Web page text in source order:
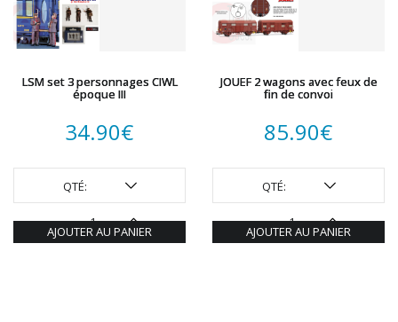
LSM set 3 personnages CIWL
époque III
34.90€
QTÉ:
AJOUTER AU PANIER
JOUEF 2 wagons avec feux de
fin de convoi
85.90€
QTÉ:
AJOUTER AU PANIER